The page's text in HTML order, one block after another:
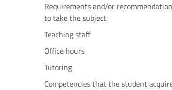
Requirements and/or
to take the subject
Teaching staff
Office hours
Tutoring
Competencies that the student